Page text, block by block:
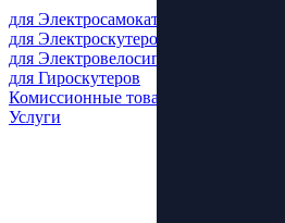
для Электросамокатов
для Электроскутеров
для Электровелосипедов
для Гироскутеров
Комиссионные товары
Услуги